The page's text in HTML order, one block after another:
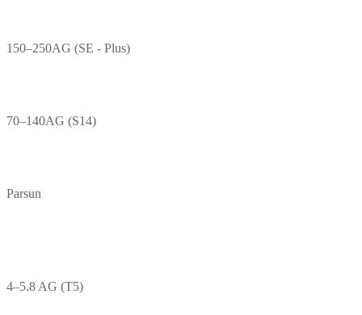
150–250AG (SE - Plus)
70–140AG (S14)
Parsun
4–5.8 AG (T5)